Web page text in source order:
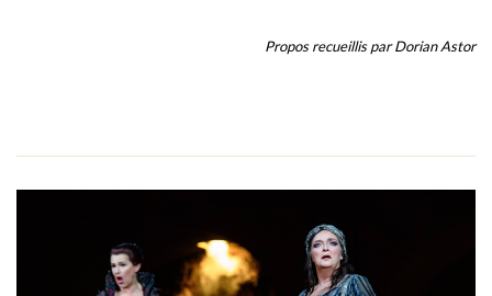
Propos recueillis par Dorian Astor